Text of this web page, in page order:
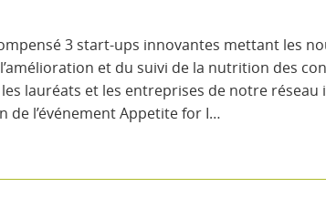
3 start-ups innovantes mettant les
et du suivi de la nutrition des
les lauréats et les entreprises de notre
de l’événement Appetite for I…